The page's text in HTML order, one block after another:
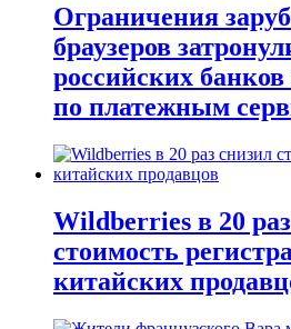
Ограничения
браузеров
российских
по платежным
Wildberries в 20
стоимость
китайских